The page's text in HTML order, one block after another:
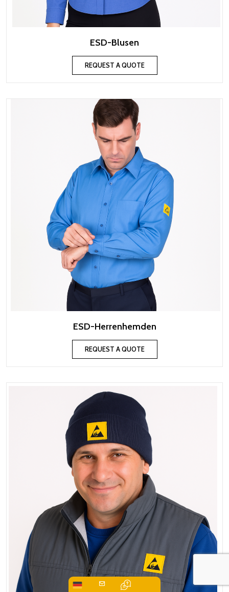
ESD-Blusen
REQUEST A QUOTE
ESD-Herrenhemden
REQUEST A QUOTE